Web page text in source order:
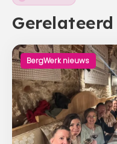
Gerelateerd
BergWerk nieuws